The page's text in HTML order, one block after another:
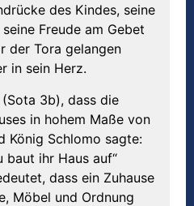
des Kindes, seine
seine Freude am Gebet
der Tora gelangen
in sein Herz.
(Sota 3b), dass die
in hohem Maße von
König Schlomo sagte:
baut ihr Haus auf“
dass ein Zuhause
Möbel und Ordnung